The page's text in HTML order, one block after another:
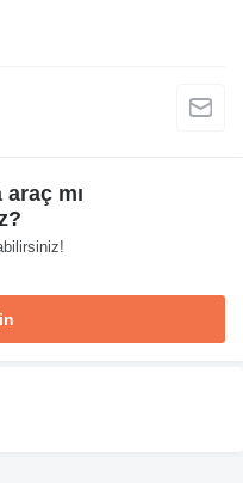
mı